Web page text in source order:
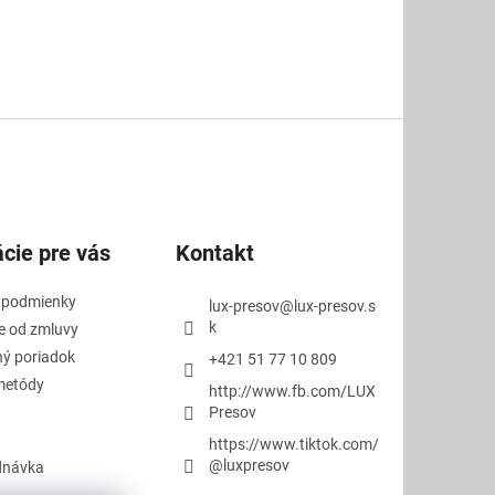
pre vás
od zmluvy
poriadok
Kontakt
lux-presov@lux-presov.s
k
+421 51 77 10 809
http://www.fb.com/LUX
Presov
https://www.tiktok.com/
@luxpresov